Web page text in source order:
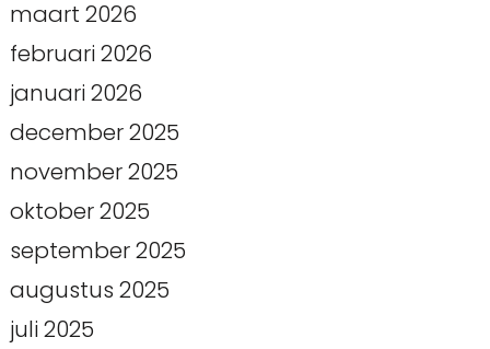
maart 2026
februari 2026
januari 2026
december 2025
november 2025
oktober 2025
september 2025
augustus 2025
juli 2025